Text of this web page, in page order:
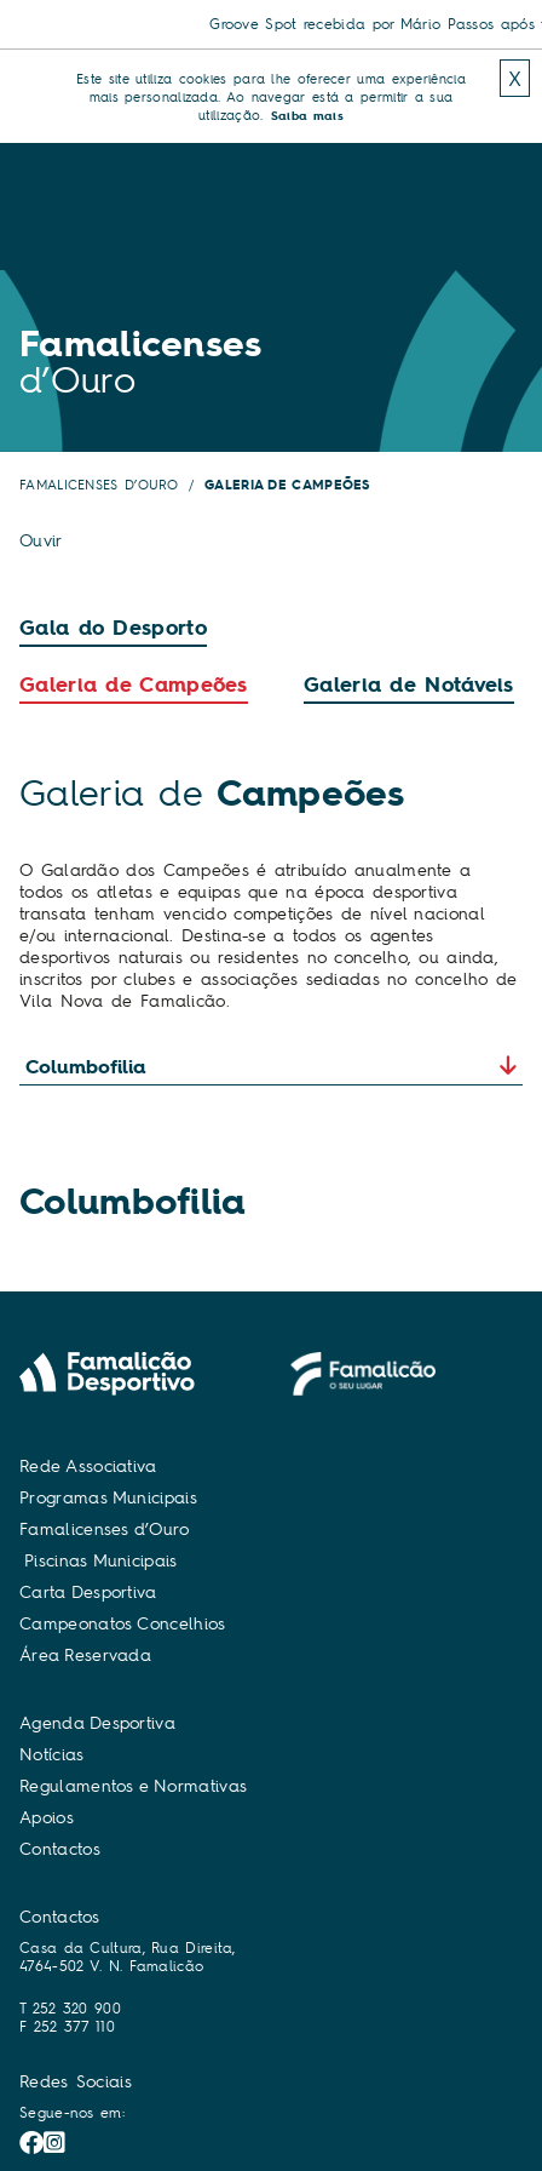
Groove Spot recebida por Mário Passos
Este site utiliza cookies para lhe oferecer uma experiência
mais personalizada. Ao navegar está a permitir a sua
utilização. Saiba mais
X
Famalicenses
d’Ouro
FAMALICENSES D’OURO GALERIA DE CAMPEÕES
Ouvir
Gala do Desporto
Galeria de Campeões
Galeria de Notáveis
Galeria de Campeões
O Galardão dos Campeões é atribuído anualmente a
todos os atletas e equipas que na época desportiva
transata tenham vencido competições de nível nacional
e/ou internacional. Destina-se a todos os agentes
desportivos naturais ou residentes no concelho, ou ainda,
inscritos por clubes e associações sediadas no concelho de
Vila Nova de Famalicão.
Columbofilia
Rede Associativa
Programas Municipais
Famalicenses d’Ouro
Piscinas Municipais
Carta Desportiva
Campeonatos Concelhios
Área Reservada
Agenda Desportiva
Notícias
Regulamentos e Normativas
Apoios
Contactos
Contactos
Casa da Cultura, Rua Direita,
4764-502 V. N. Famalicão
T 252 320 900
F 252 377 110
Redes Sociais
Segue-nos em: